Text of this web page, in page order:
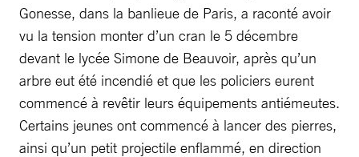
Gonesse, dans la banlieue de Paris, a raconté avoir
vu la tension monter d’un cran le 5 décembre
devant le lycée Simone de Beauvoir, après qu’un
arbre eut été incendié et que les policiers eurent
commencé à revêtir leurs équipements antiémeutes.
Certains jeunes ont commencé à lancer des pierres,
ainsi qu’un petit projectile enflammé, en direction